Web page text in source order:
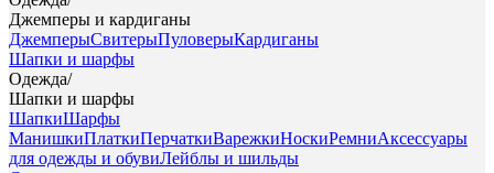
Джемперы и кардиганы
ДжемперыСвитерыПуловерыКардиганы
Шапки и шарфы
Одежда/
Шапки и шарфы
ШапкиШарфы
МанишкиПлаткиПерчаткиВарежкиНоскиРемниАксессуары
для одежды и обувиЛейблы и шильды